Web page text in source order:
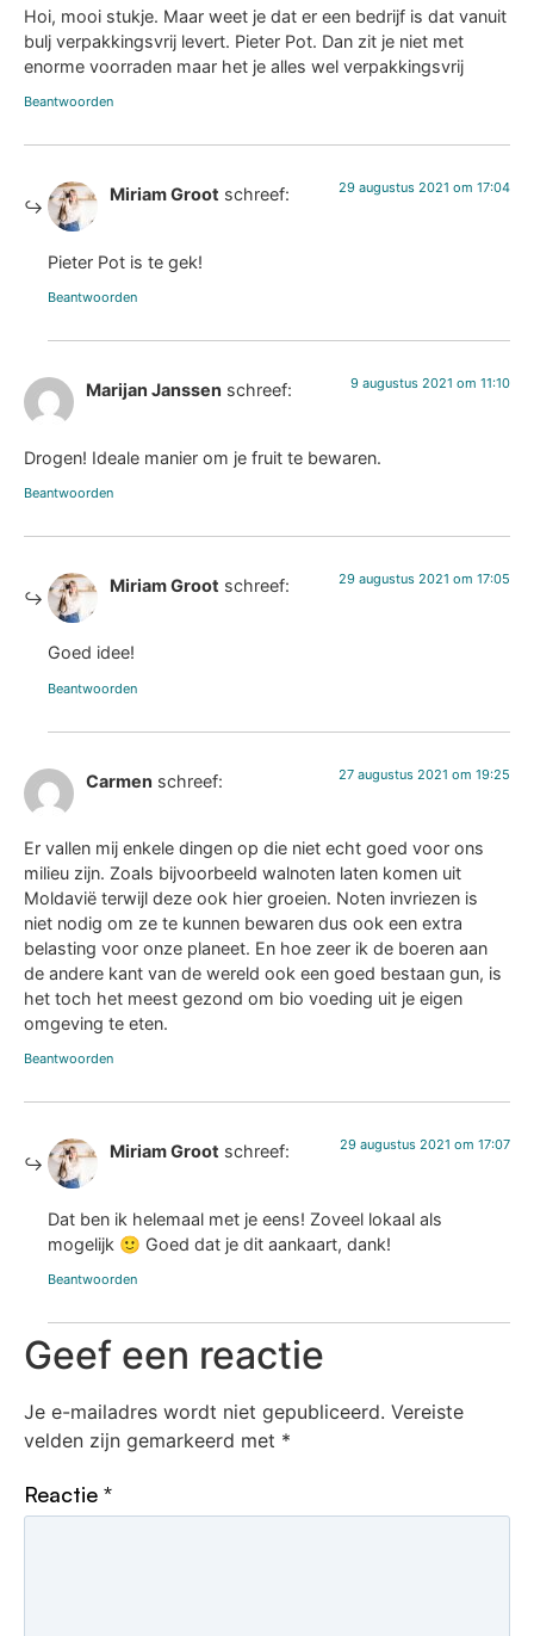
Hoi, mooi stukje. Maar weet je dat er een bedrijf is dat vanuit
bulj verpakkingsvrij levert. Pieter Pot. Dan zit je niet met
enorme voorraden maar het je alles wel verpakkingsvrij
Beantwoorden
Miriam Groot schreef: 29 augustus 2021 om 17:04
Pieter Pot is te gek!
Beantwoorden
Marijan Janssen schreef: 9 augustus 2021 om 11:10
Drogen! Ideale manier om je fruit te bewaren.
Beantwoorden
Miriam Groot schreef: 29 augustus 2021 om 17:05
Goed idee!
Beantwoorden
Carmen schreef: 27 augustus 2021 om 19:25
Er vallen mij enkele dingen op die niet echt goed voor ons
milieu zijn. Zoals bijvoorbeeld walnoten laten komen uit
Moldavië terwijl deze ook hier groeien. Noten invriezen is
niet nodig om ze te kunnen bewaren dus ook een extra
belasting voor onze planeet. En hoe zeer ik de boeren aan
de andere kant van de wereld ook een goed bestaan gun, is
het toch het meest gezond om bio voeding uit je eigen
omgeving te eten.
Beantwoorden
Miriam Groot schreef: 29 augustus 2021 om 17:07
Dat ben ik helemaal met je eens! Zoveel lokaal als
mogelijk 🙂 Goed dat je dit aankaart, dank!
Beantwoorden
Geef een reactie
Je e-mailadres wordt niet gepubliceerd. Vereiste
velden zijn gemarkeerd met *
Reactie *